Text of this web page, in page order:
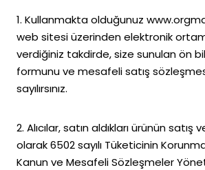
1. Kullanmakta olduğunuz
web sitesi üzerinden elektronik
verdiğiniz takdirde, size sunulan ön
formunu ve mesafeli satış
sayılırsınız.
2. Alıcılar, satın aldıkları ürünün satış
olarak 6502 sayılı Tüketicinin
Kanun ve Mesafeli Sözleşmeler